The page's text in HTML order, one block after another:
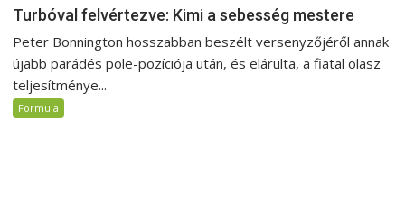
Turbóval felvértezve: Kimi a sebesség mestere
Peter Bonnington hosszabban beszélt versenyzőjéről annak
újabb parádés pole-pozíciója után, és elárulta, a fiatal olasz
teljesítménye...
Formula